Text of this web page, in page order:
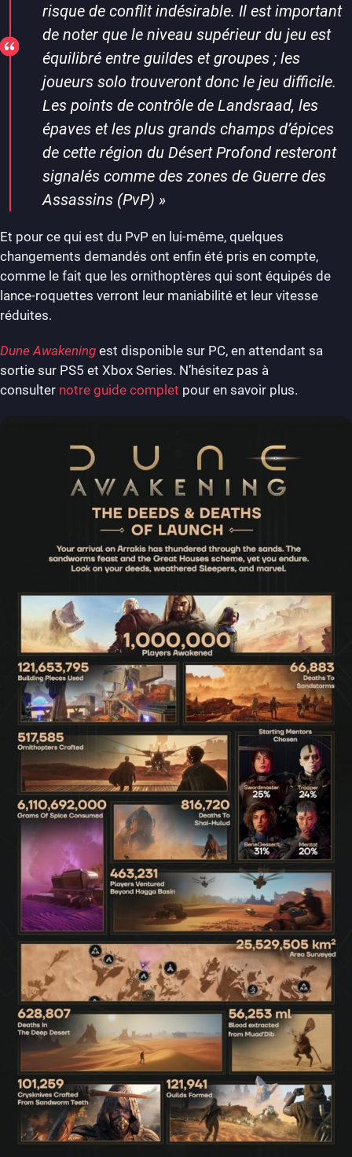
risque de conflit indésirable. Il est important
de noter que le niveau supérieur du jeu est
équilibré entre guildes et groupes ; les
joueurs solo trouveront donc le jeu difficile.
Les points de contrôle de Landsraad, les
épaves et les plus grands champs d’épices
de cette région du Désert Profond resteront
signalés comme des zones de Guerre des
Assassins (PvP) »
Et pour ce qui est du PvP en lui-même, quelques
changements demandés ont enfin été pris en compte,
comme le fait que les ornithoptères qui sont équipés de
lance-roquettes verront leur maniabilité et leur vitesse
réduites.
Dune Awakening est disponible sur PC, en attendant sa
sortie sur PS5 et Xbox Series. N’hésitez pas à
consulter notre guide complet pour en savoir plus.